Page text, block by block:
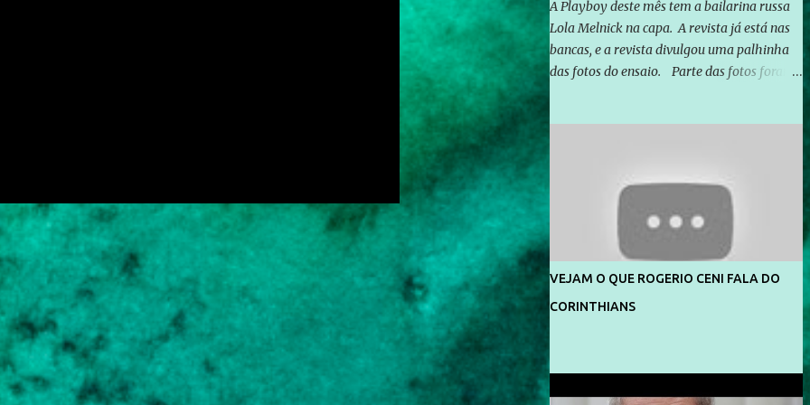
A Playboy deste mês tem a bailarina russa
Lola Melnick na capa. A revista já está nas
bancas, e a revista divulgou uma palhinha
das fotos do ensaio. Parte das fotos foram
divulga capa e primeiras fotos de Lola
Melnick - @aredacao
VEJAM O QUE ROGERIO CENI FALA DO
CORINTHIANS